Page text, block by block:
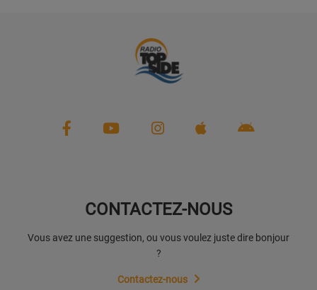
CONTACTEZ-NOUS
Vous avez une suggestion, ou vous voulez juste dire bonjour
?
Contactez-nous